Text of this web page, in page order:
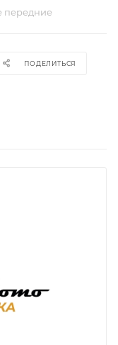
передние
ПОДЕЛИТЬСЯ